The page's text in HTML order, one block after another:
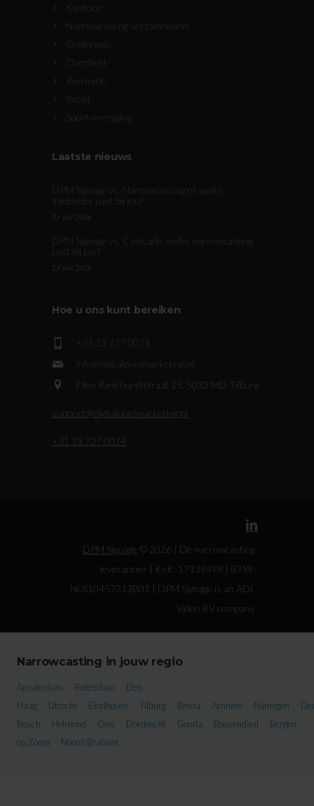
Kantoor
Narrowcasting verzamelpand
Onderwijs
Overheid
Recreatie
Retail
Sportvereniging
Laatste nieuws
DPM Signage vs. Narrowcasting.nl: welke
aanbieder past bij jou?
23 juli 2026
DPM Signage vs. Castcade: welke narrowcasting
past bij jou?
23 juli 2026
Hoe u ons kunt bereiken
+31 13 737 0074
info@digitalpixelmarketing.nl
Ellen Pankhurststraat 15, 5032 MD Tilburg
support@digitalpixelmarketing.nl
+31 13 737 0074
DPM Signage © 2026 | Dé narrowcasting
leverancier | KvK: 17139498 | BTW:
NL810457313B01 | DPM Signage is an ADL
Video BV company
Narrowcasting in jouw regio
Amsterdam Rotterdam
Den
Haag
Utrecht Eindhoven Tilburg Breda Arnhem Nijmegen
Bosch
Helmond Oss Dordrecht Gouda Roosendaal
Bergen
op Zoom
Noord-Brabant